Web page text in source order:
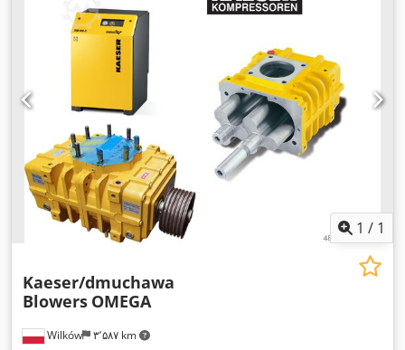
1 / 1
Wilków ۳٬۵۸۷ km
Kaeser/dmuchawa
Blowers OMEGA